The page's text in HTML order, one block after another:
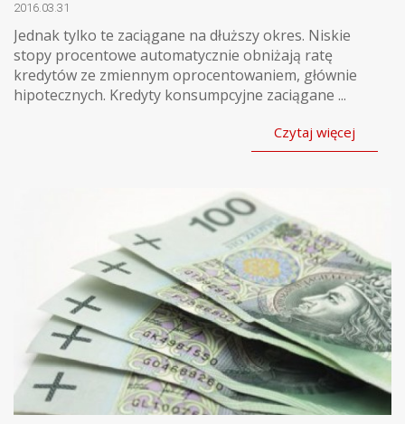
2016.03.31
Jednak tylko te zaciągane na dłuższy okres. Niskie
stopy procentowe automatycznie obniżają ratę
kredytów ze zmiennym oprocentowaniem, głównie
hipotecznych. Kredyty konsumpcyjne zaciągane ...
Czytaj więcej